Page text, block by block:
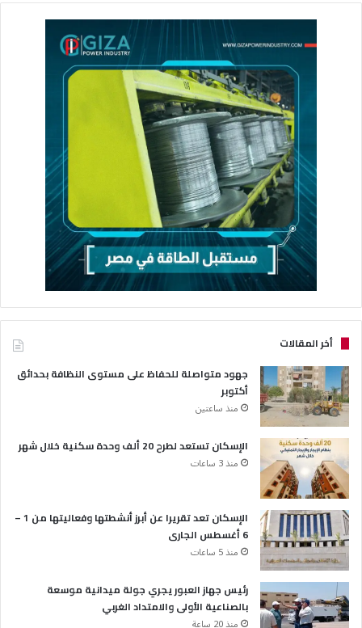
أخر المقالات
جهود متواصلة للحفاظ على مستوى النظافة بحدائق
أكتوبر
منذ ساعتين
الإسكان تستعد لطرح 20 ألف وحدة سكنية خلال شهر
منذ 3 ساعات
الإسكان تعد تقريرا عن أبرز أنشطتها وفعاليتها من 1 –
6 أغسطس الجارى
منذ 5 ساعات
رئيس جهاز العبور يجري جولة ميدانية موسعة
بالصناعية الأولى والامتداد الغربي